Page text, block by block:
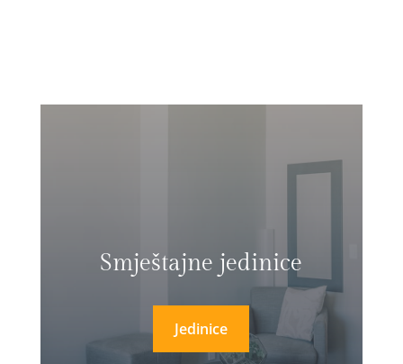
Smještajne jedinice
Jedinice